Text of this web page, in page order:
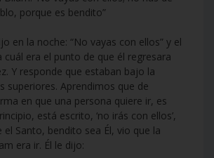
porque es bendito”
en la noche: “No vayas con ellos” y el
cuál era el punto de que él regresara
Y responde que estaban bajo la
superiores. Aprendimos que de
en que una persona quiere ir, es
está escrito, ‘no irás con ellos’,
el Santo, bendito sea Él, vio que la
era ir. Él le dijo: